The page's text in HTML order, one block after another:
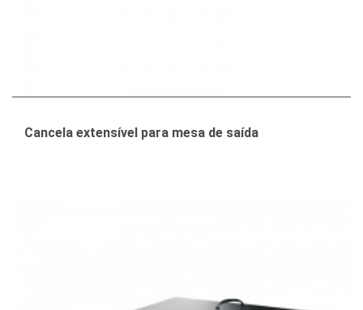
Cancela extensível para mesa de saída